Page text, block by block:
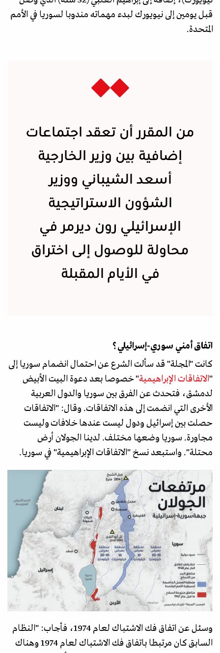
قبل يومين إلى نيويورك لبدء مهماته مندوبا لسوريا في الأمم
المتحدة.
من المقرر أن تعقد اجتماعات
إضافية بين وزير الخارجية
أسعد الشيباني ووزير
الشؤون الاستراتيجية
الإسرائيلي رون ديرمر في
محاولة للوصول إلى اختراق
في الأيام المقبلة
اتفاق أمني سوري-إسرائيلي؟
كانت "المجلة" قد سألت الشرع عن احتمال انضمام سوريا إلى
"الاتفاقات الإبراهيمية" خصوصا بعد دعوة البيت الأبيض
لدمشق، فتحدث عن الفرق بين سوريا والدول العربية
الأخرى التي انضمت إلى هذه الاتفاقات. وقال: "الاتفاقات
حصلت بين إسرائيل ودول ليست عندها خلافات وليست
مجاورة. سوريا وضعها مختلف. لدينا الجولان أرض
محتلة". واستبعد نسخ "الاتفاقات الإبراهيمية" في سوريا.
وسئل عن اتفاق فك الاشتباك لعام 1974، فأجاب: "النظام
السابق كان مرتبطا باتفاق فك الاشتباك لعام 1974 وهناك